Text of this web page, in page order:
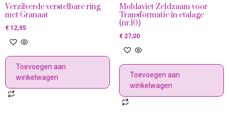
Verzilverde verstelbare ring
met Granaat
€ 12,95
Toevoegen aan
winkelwagen
Moldaviet Zeldzaam voor
Transformatie in etalage
(nr.10)
€27,00
Toevoegen aan
winkelwagen